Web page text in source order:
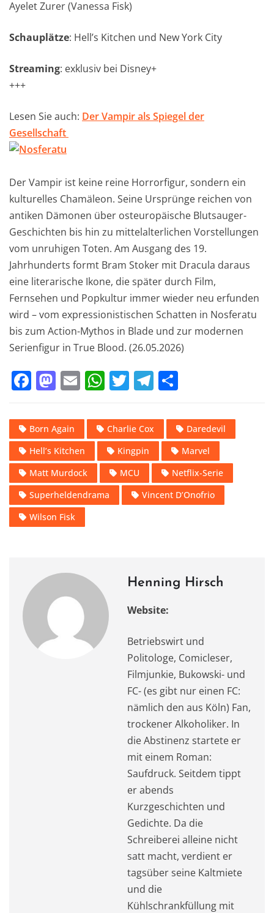
Ayelet Zurer (Vanessa Fisk)
Schauplätze: Hell’s Kitchen und New York City
Streaming: exklusiv bei Disney+
+++
Lesen Sie auch: Der Vampir als Spiegel der
Gesellschaft
Der Vampir ist keine reine Horrorfigur, sondern ein
kulturelles Chamäleon. Seine Ursprünge reichen von
antiken Dämonen über osteuropäische Blutsauger-
Geschichten bis hin zu mittelalterlichen Vorstellungen
vom unruhigen Toten. Am Ausgang des 19.
Jahrhunderts formt Bram Stoker mit Dracula daraus
eine literarische Ikone, die später durch Film,
Fernsehen und Popkultur immer wieder neu erfunden
wird – vom expressionistischen Schatten in Nosferatu
bis zum Action-Mythos in Blade und zur modernen
Serienfigur in True Blood. (26.05.2026)
F
c
e
b
o
o
k
M
st
o
d
o
n
E
ai
l
W
at
s
A
p
p
T
it
te
r
T
e
gr
a
m
le
n
Born Again Charlie Cox
Daredevil
Hell’s Kitchen
Kingpin
Marvel
Matt Murdock
MCU
Netflix-Serie
Superheldendrama
Vincent D’Onofrio
Wilson Fisk
Henning Hirsch
Website:
Betriebswirt und
Politologe, Comicleser,
Filmjunkie, Bukowski- und
FC- (es gibt nur einen FC:
nämlich den aus Köln) Fan,
trockener Alkoholiker. In
die Abstinenz startete er
mit einem Roman:
Saufdruck. Seitdem tippt
er abends
Kurzgeschichten und
Gedichte. Da die
Schreiberei alleine nicht
satt macht, verdient er
tagsüber seine Kaltmiete
und die
Kühlschrankfüllung mit